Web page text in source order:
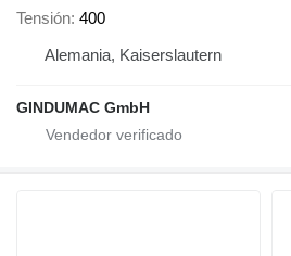
Tensión 400
Alemania, Kaiserslautern
GINDUMAC GmbH